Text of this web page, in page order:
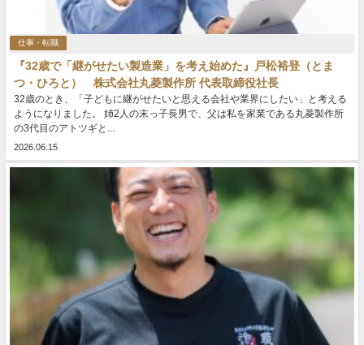
仕事・転職
『32歳で「継がせたい製造業」を考え始めた』戸松裕登（とま
つ・ひろと） 株式会社丸菱製作所 代表取締役社長
32歳のとき、「子どもに継がせたいと思える会社や業界にしたい」と考える
ようになりました。 姉2人の末っ子長男で、父は私を家業である丸菱製作所
の3代目のアトツギと...
2026.06.15